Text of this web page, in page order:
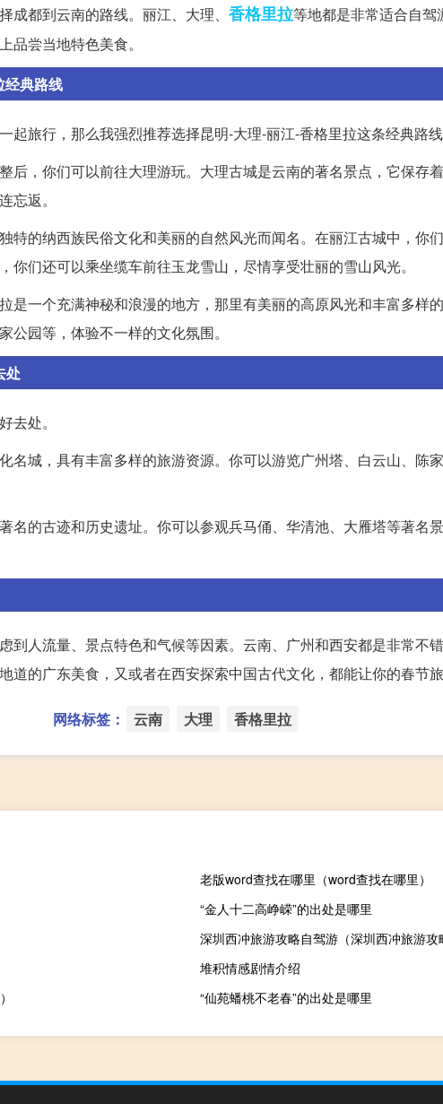
成都到云南的路线。丽江、大理、 香格里拉等地都是非常适合自
品尝当地特色美食。
经典路线
旅行，那么我强烈推荐选择昆明-大理-丽江-香格里拉这条经典路线
后，你们可以前往大理游玩。大理古城是云南的著名景点，它保存
忘返。
特的纳西族民俗文化和美丽的自然风光而闻名。在丽江古城中，你
你们还可以乘坐缆车前往玉龙雪山，尽情享受壮丽的雪山风光。
是一个充满神秘和浪漫的地方，那里有美丽的高原风光和丰富多样
园等，体验不一样的文化氛围。
处
去处。
名城，具有丰富多样的旅游资源。你可以游览广州塔、白云山、陈
名的古迹和历史遗址。你可以参观兵马俑、华清池、大雁塔等著名
到人流量、景点特色和气候等因素。云南、广州和西安都是非常不
道的广东美食，又或者在西安探索中国古代文化，都能让你的春节旅
网络标签： 云南 大理 香格里拉
老版word查找在哪里（word查找在哪里）
“金人十二高峥嵘”的出处是哪里
深圳西冲旅游攻略自驾游（深圳西冲旅游攻
堆积情感剧情介绍
“仙苑蟠桃不老春”的出处是哪里